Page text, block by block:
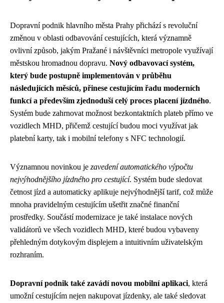
Dopravní podnik hlavního města Prahy přichází s revoluční
změnou v oblasti odbavování cestujících, která významně
ovlivní způsob, jakým Pražané i návštěvníci metropole využívají
městskou hromadnou dopravu. Nový odbavovací systém,
který bude postupně implementován v průběhu
následujících měsíců, přinese cestujícím řadu moderních
funkcí a především zjednoduší celý proces placení jízdného.
Systém bude zahrnovat možnost bezkontaktních plateb přímo ve
vozidlech MHD, přičemž cestující budou moci využívat jak
platební karty, tak i mobilní telefony s NFC technologií.
Významnou novinkou je zavedení automatického výpočtu
nejvýhodnějšího jízdného pro cestující. Systém bude sledovat
četnost jízd a automaticky aplikuje nejvýhodnější tarif, což může
mnoha pravidelným cestujícím ušetřit značné finanční
prostředky. Součástí modernizace je také instalace nových
validátorů ve všech vozidlech MHD, které budou vybaveny
přehledným dotykovým displejem a intuitivním uživatelským
rozhraním.
Dopravní podnik také zavádí novou mobilní aplikaci, která
umožní cestujícím nejen nakupovat jízdenky, ale také sledovat